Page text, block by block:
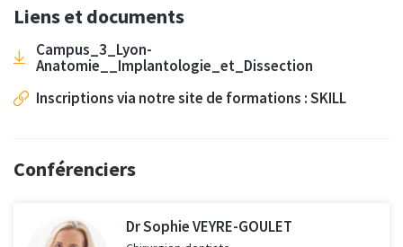
Liens et documents
Campus_3_Lyon-
Anatomie__Implantologie_et_Dissection
Inscriptions via notre site de formations : SKILL
Conférenciers
Dr Sophie VEYRE-GOULET